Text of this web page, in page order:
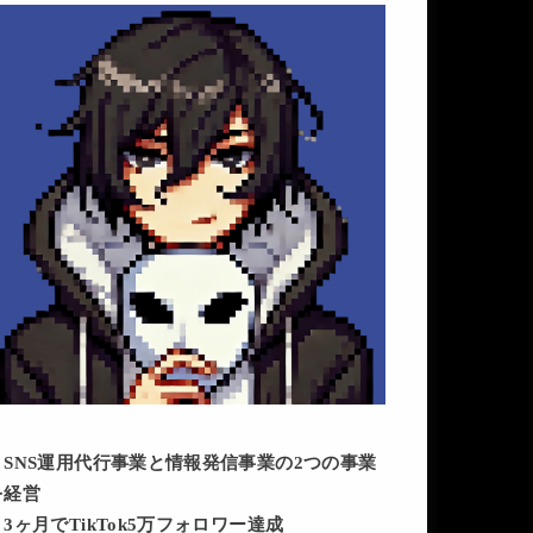
SNS運用代行事業と情報発信事業の2つの事業
経営
3ヶ月でTikTok5万フォロワー達成